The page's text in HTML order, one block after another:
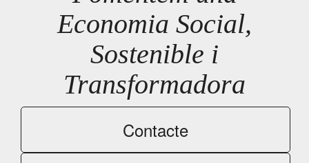
Economia Social,
Sostenible i
Transformadora
Contacte